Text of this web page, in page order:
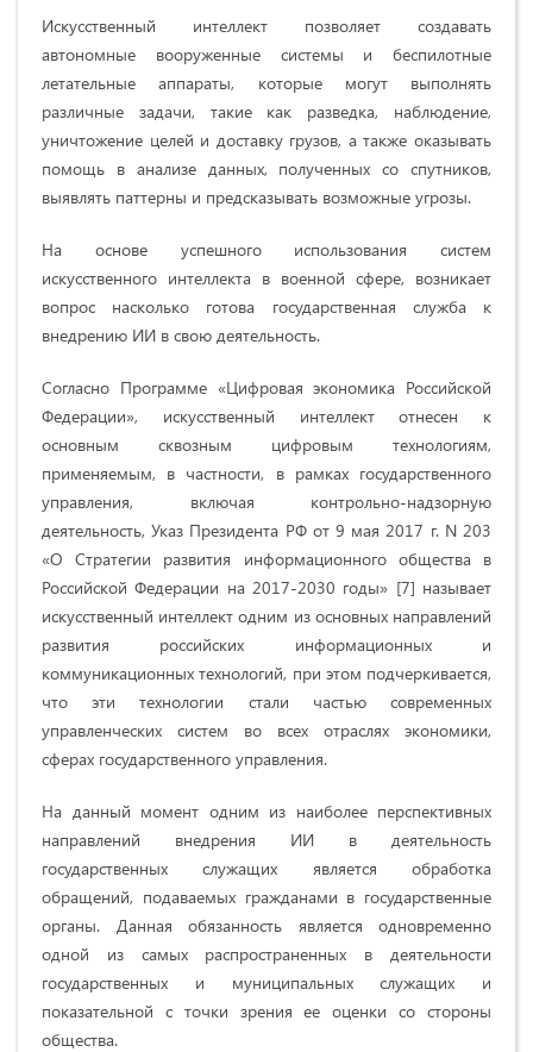
Искусственный интеллект позволяет создавать
автономные вооруженные системы и беспилотные
летательные аппараты, которые могут выполнять
различные задачи, такие как разведка, наблюдение,
уничтожение целей и доставку грузов, а также оказывать
помощь в анализе данных, полученных со спутников,
выявлять паттерны и предсказывать возможные угрозы.
На основе успешного использования систем
искусственного интеллекта в военной сфере, возникает
вопрос насколько готова государственная служба к
внедрению ИИ в свою деятельность.
Согласно Программе «Цифровая экономика Российской
Федерации», искусственный интеллект отнесен к
основным сквозным цифровым технологиям,
применяемым, в частности, в рамках государственного
управления, включая контрольно-надзорную
деятельность, Указ Президента РФ от 9 мая 2017 г. N 203
«О Стратегии развития информационного общества в
Российской Федерации на 2017-2030 годы» [7] называет
искусственный интеллект одним из основных направлений
развития российских информационных и
коммуникационных технологий, при этом подчеркивается,
что эти технологии стали частью современных
управленческих систем во всех отраслях экономики,
сферах государственного управления.
На данный момент одним из наиболее перспективных
направлений внедрения ИИ в деятельность
государственных служащих является обработка
обращений, подаваемых гражданами в государственные
органы. Данная обязанность является одновременно
одной из самых распространенных в деятельности
государственных и муниципальных служащих и
показательной с точки зрения ее оценки со стороны
общества.